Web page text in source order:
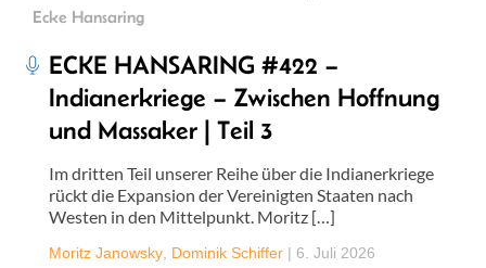
Ecke Hansaring
ECKE HANSARING #422 –
Indianerkriege – Zwischen Hoffnung
und Massaker | Teil 3
Im dritten Teil unserer Reihe über die Indianerkriege
rückt die Expansion der Vereinigten Staaten nach
Westen in den Mittelpunkt. Moritz […]
Moritz Janowsky Dominik Schiffer | 6. Juli 2026